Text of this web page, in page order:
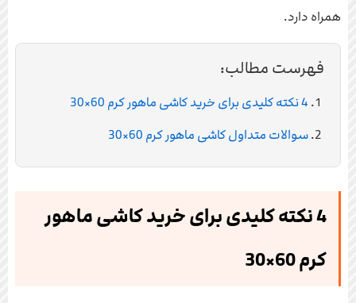
همراه دارد.
فهرست مطالب:
4 نکته کلیدی برای خرید کاشی ماهور کرم 60×30
سوالات متداول کاشی ماهور کرم 60×30
4 نکته کلیدی برای خرید کاشی ماهور
کرم 60×30